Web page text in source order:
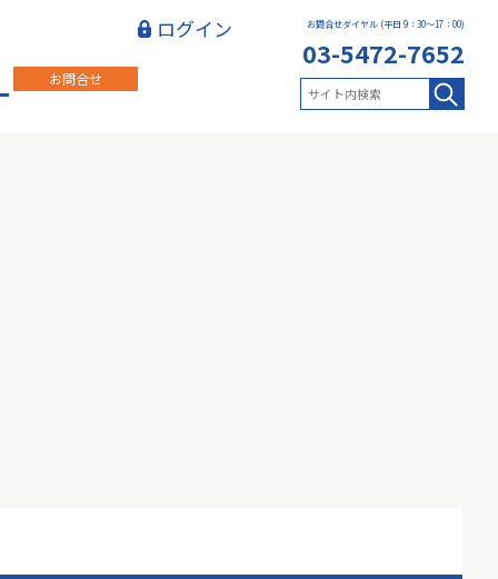
お問合せ
お問合せダイヤル (平日 9：30～17：00)
03-5472-7652
ログイン